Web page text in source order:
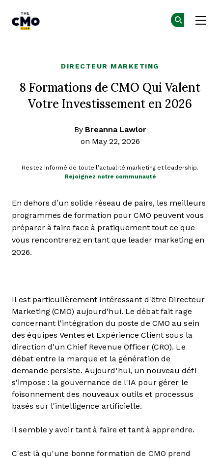
DIRECTEUR MARKETING
8 Formations de CMO Qui Valent
Votre Investissement en 2026
By Breanna Lawlor
on May 22, 2026
Restez informé de toute l’actualité marketing et leadership.
Rejoignez notre communauté
En dehors d’un solide réseau de pairs, les meilleurs
programmes de formation pour CMO peuvent vous
préparer à faire face à pratiquement tout ce que
vous rencontrerez en tant que leader marketing en
2026.
Il est particulièrement intéressant d'être Directeur
Marketing (CMO) aujourd'hui. Le débat fait rage
concernant l'intégration du poste de CMO au sein
des équipes Ventes et Expérience Client sous la
direction d'un Chief Revenue Officer (CRO). Le
débat entre la marque et la génération de
demande persiste. Aujourd'hui, un nouveau défi
s'impose : la gouvernance de l'IA pour gérer le
foisonnement des nouveaux outils et processus
basés sur l'intelligence artificielle.
Il semble y avoir tant à faire et tant à apprendre.
C'est là qu'une bonne formation de CMO prend